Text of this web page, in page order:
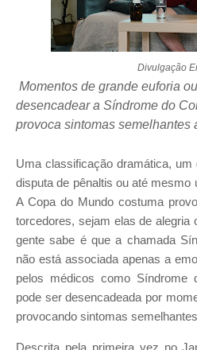
Divulgação
Momentos de grande euforia
desencadear a Síndrome do
provoca sintomas semelhantes
Uma classificação dramática,
disputa de pênaltis ou até mesmo
A Copa do Mundo costuma
torcedores, sejam elas de alegria
gente sabe é que a chamada
não está associada apenas a
pelos médicos como Síndrome
pode ser desencadeada por
provocando sintomas